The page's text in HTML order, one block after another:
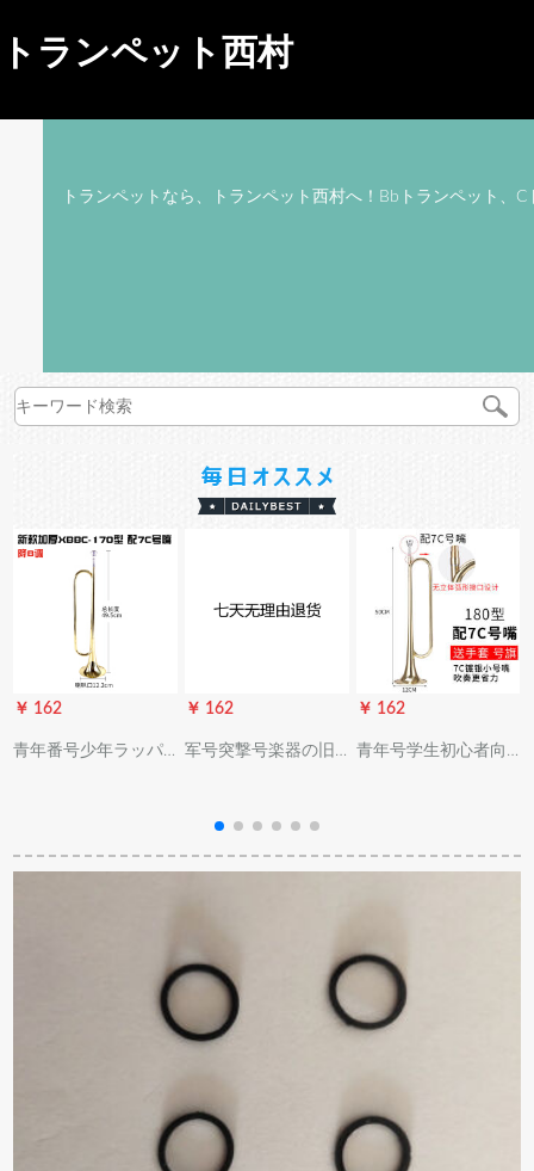
トランペット西村
トランペットなら、トランペット西村へ！Bbトランペット
￥ 162
青年番号少年ラッパ
省力7 C号嘴
￥ 162
军号突撃号楽器の旧
￥ 162
青年号学生初心者向
に7 Cめっき口